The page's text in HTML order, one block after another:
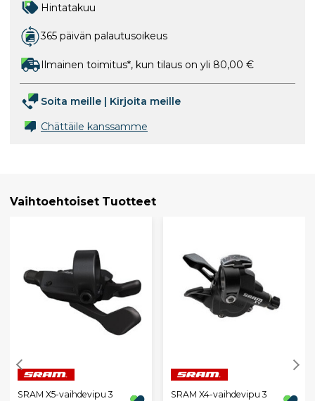
Hintatakuu
365 päivän palautusoikeus
Ilmainen toimitus*, kun tilaus on yli 80,00 €
Soita meille | Kirjoita meille
Chättäile kanssamme
Vaihtoehtoiset Tuotteet
SRAM X5-vaihdevipu 3
SRAM X4-vaihdevipu 3